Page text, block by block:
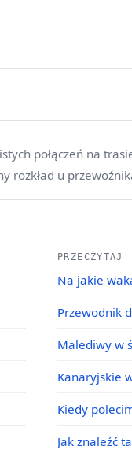
połączeń na
rozkład u
PRZECZYTAJ
Na jakie
Przewodnik
Malediwy w
Kanaryjskie
Kiedy
Jak znaleźć